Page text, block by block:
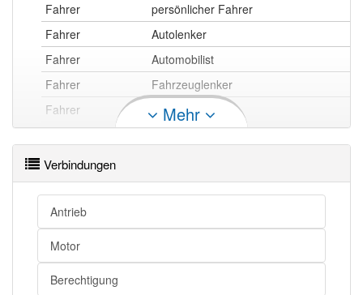
Fahrer
persönlicher Fahrer
Fahrer
Autolenker
Fahrer
Automobilist
Fahrer
Fahrzeuglenker
Fahrer
Fahrzeugführer
Fahrer openthesaurus
Mehr
Verbindungen
Antrieb
Motor
Berechtigung